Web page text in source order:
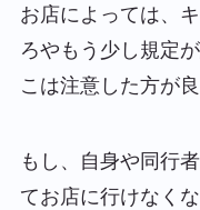
お店によっては、
ろやもう少し規定
こは注意した方が
もし、自身や同行
てお店に行けなく